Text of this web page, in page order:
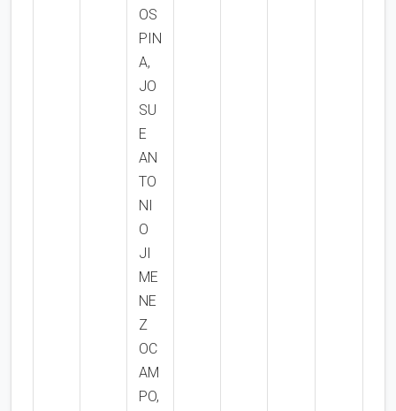
OS
PIN
A,
JO
SU
E
AN
TO
NI
O
JI
ME
NE
Z
OC
AM
PO,